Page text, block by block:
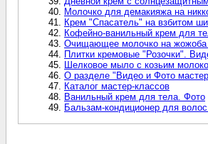
Молочко для демакияжа на
Крем "Спасатель" на взбитом
Кофейно-ванильный крем для
Очищающее молочко на жожоба
Плитки кремовые "Розочки".
Шелковое мыло с козьим
О разделе "Видео и Фото
Каталог мастер-классов
Ванильный крем для тела. Фото
Бальзам-кондиционер для